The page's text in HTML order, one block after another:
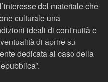
del materiale che
culturale una
ideali di continuità e
di aprire su
dedicata al caso della